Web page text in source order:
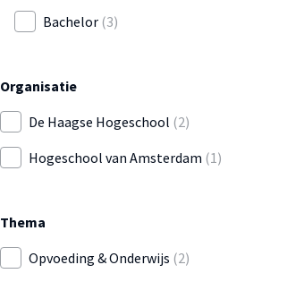
Bachelor (3)
Organisatie
De Haagse Hogeschool (2)
Hogeschool van Amsterdam (1)
Thema
Opvoeding & Onderwijs (2)